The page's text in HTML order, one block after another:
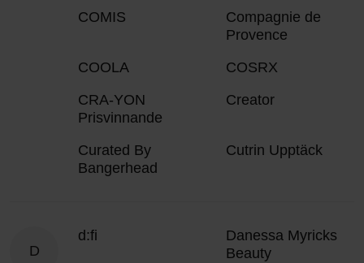
COMIS
Compagnie de
Provence
COOLA
COSRX
CRA-YON
Prisvinnande
Creator
Curated By
Bangerhead
Cutrin Upptäck
D
d:fi
Danessa Myricks
Beauty